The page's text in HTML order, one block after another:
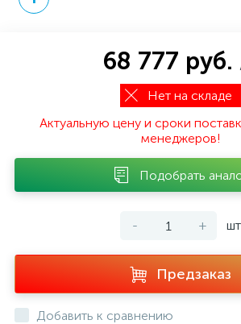
68 777 руб.
Нет на складе
Актуальную цену и сроки
менеджеров!
Подобрать
- + шт
Предзаказ
Добавить к сравнению